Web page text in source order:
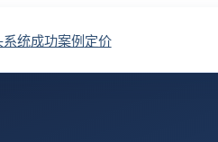
系统成功案例 定价